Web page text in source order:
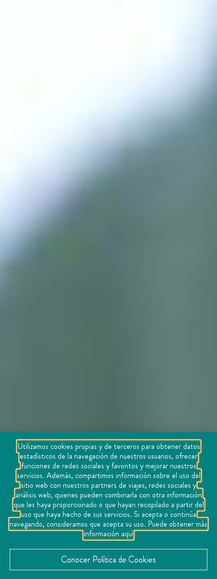
Utilizamos cookies propias y de terceros para obtener datos
estadísticos de la navegación de nuestros usuarios, ofrecer
funciones de redes sociales y favoritos y mejorar nuestros
servicios. Además, compartimos información sobre el uso del
sitio web con nuestros partners de viajes, redes sociales y
análisis web, quienes pueden combinarla con otra información
que les haya proporcionado o que hayan recopilado a partir del
uso que haya hecho de sus servicios. Si acepta o continúa
navegando, consideramos que acepta su uso. Puede obtener más
información aquí
Conocer Política de Cookies